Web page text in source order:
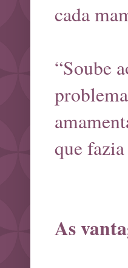
cada
“Soube
que
As